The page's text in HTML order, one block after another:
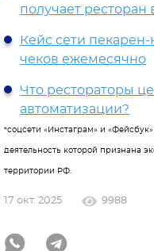
получает
Кейс сети
чеков ежемесячно
Что рестораторы
автоматизации?
*cоцсети «Инстаграм» и
деятельность которой признана
территории РФ.
17 окт. 2025 9988